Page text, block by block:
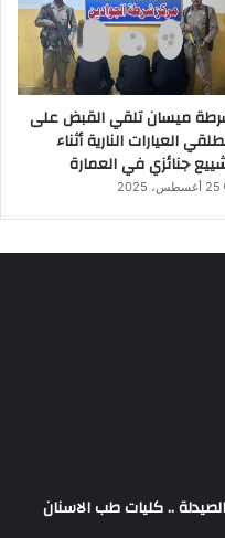
ميسان تلقي القبض على
العيارات النارية أثناء
جنائزي في العمارة
25 أغسطس، 2025
.. كليات طب الاسنان